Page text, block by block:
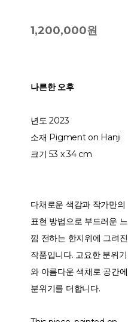
1,200,000원
나른한 오후
년도 2023
소재 Pigment on Hanji
크기 53 x 34 cm
다채로운 색감과 작가만의
표현 방법으로 부드러운 느
낌 전하는 한지위에 그려진
작품입니다. 고요한 분위기
와 아름다운 색채로 공간에
분위기를 더합니다.